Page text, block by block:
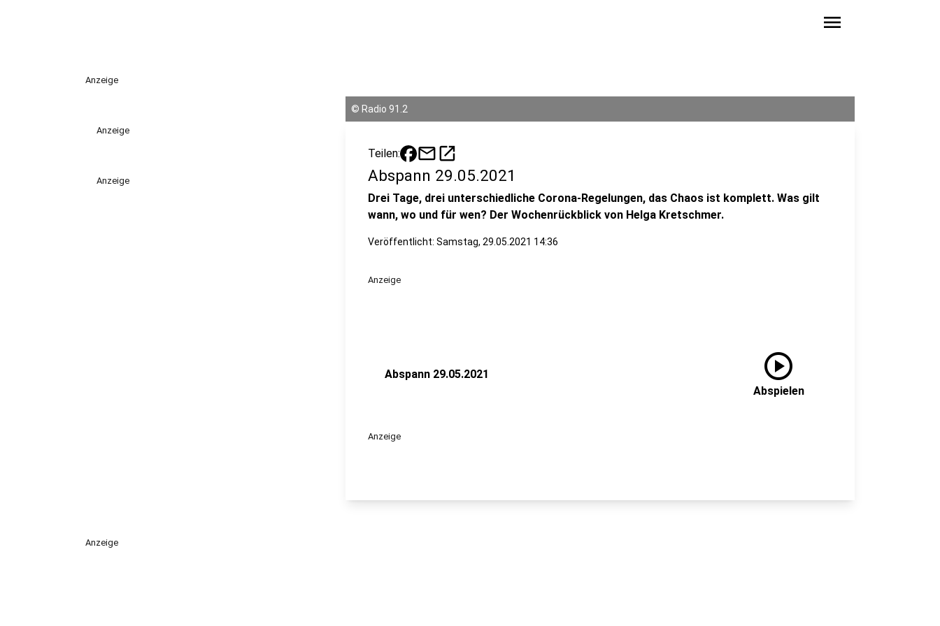
menu
Anzeige
Anzeige
Anzeige
© Radio 91.2
Teilen: mailopen_in_new
Abspann 29.05.2021
Drei Tage, drei unterschiedliche Corona-Regelungen, das Chaos ist komplett. Was gilt
wann, wo und für wen? Der Wochenrückblick von Helga Kretschmer.
Veröffentlicht: Samstag, 29.05.2021 14:36
Anzeige
Abspann 29.05.2021 play_circle
Abspielen
Anzeige
Anzeige